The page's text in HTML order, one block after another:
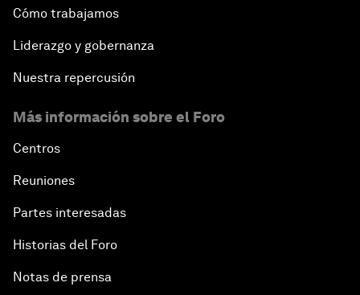
Cómo trabajamos
Liderazgo y gobernanza
Nuestra repercusión
Más información sobre el Foro
Centros
Reuniones
Partes interesadas
Historias del Foro
Notas de prensa